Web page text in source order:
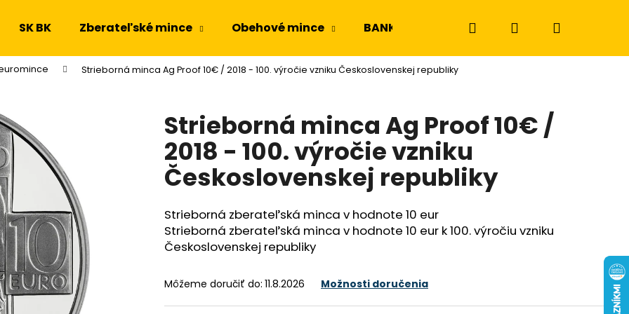
SK BK Zberateľské mince Obehové mince BANKOVKY NGC a PMG Odznaky a
HľadaťPrihlásenieNákupný
Strieborná minca Ag Proof 10€ / 2018 - 100. výročie vzniku Československej republiky
Strieborná minca Ag Proof 10€ /
2018 - 100. výročie vzniku
Československej republiky
Strieborná zberateľská minca v hodnote 10 eur
Strieborná zberateľská minca v hodnote 10 eur k 100. výročiu vzniku
Československej republiky
Môžeme doručiť do: 11.8.2026 Možnosti doručenia
Čo potrebujete nájsť?
HĽADAŤ
Odporúčame